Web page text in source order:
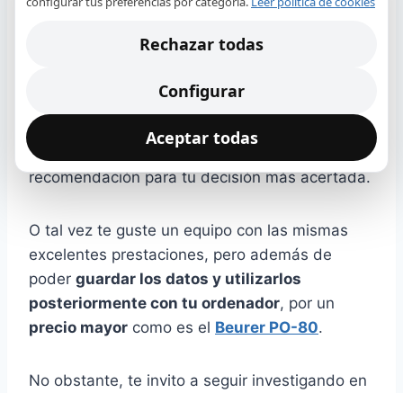
y su posicionamiento dentro
de los
primeros en ventas
de la página de
Amazon España
, lo convierten en la mejor
recomendación para tu decisión más acertada.
O tal vez te guste un equipo con las mismas
excelentes prestaciones, pero además de
poder guardar los datos y utilizarlos
posteriormente con tu ordenador, por un
precio mayor como es el Beurer PO-80.
No obstante, te invito a seguir investigando en
Rechazar todas
Configurar
Aceptar todas